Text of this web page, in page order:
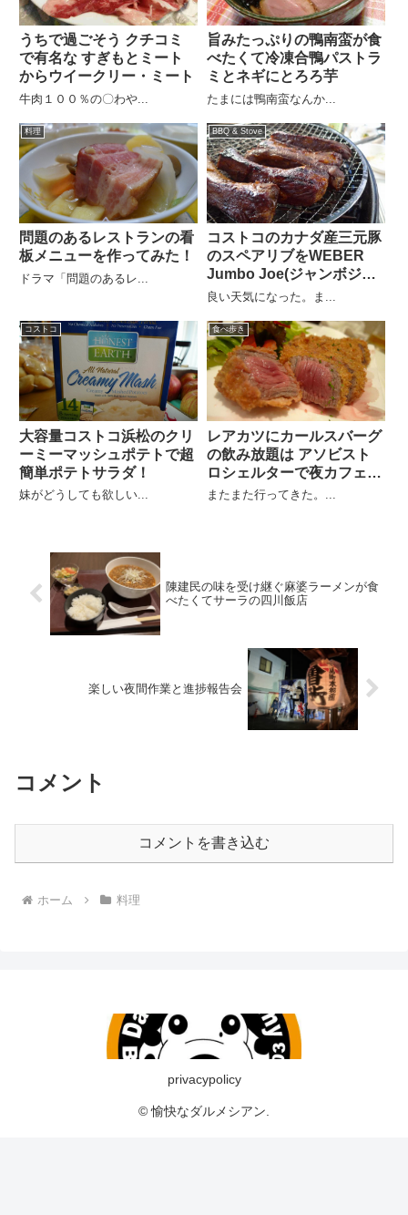
うちで過ごそう クチコミ
で有名な すぎもとミート
からウイークリー・ミート
牛肉１００％の〇わや...
旨みたっぷりの鴨南蛮が食
べたくて冷凍合鴨パストラ
ミとネギにとろろ芋
たまには鴨南蛮なんか...
料理
問題のあるレストランの看
板メニューを作ってみた！
ドラマ「問題のあるレ...
BBQ & Stove
コストコのカナダ産三元豚
のスペアリブをWEBER
Jumbo Joe(ジャンボジョ
ー)で BBQ
良い天気になった。ま...
コストコ
大容量コストコ浜松のクリ
ーミーマッシュポテトで超
簡単ポテトサラダ！
妹がどうしても欲しい...
食べ歩き
レアカツにカールスバーグ
の飲み放題は アソビスト
ロシェルターで夜カフェセ
ット
またまた行ってきた。...
陳建民の味を受け継ぐ麻婆ラーメンが食
べたくてサーラの四川飯店
楽しい夜間作業と進捗報告会
コメント
コメントを書き込む
ホーム 料理
privacypolicy
© 愉快なダルメシアン.